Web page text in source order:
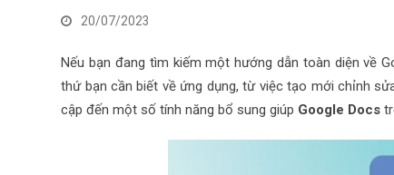
20/07/2023
Nếu bạn đang tìm kiếm một hướng dẫn toàn diện về
thứ bạn cần biết về ứng dụng, từ việc tạo mới chỉnh
cập đến một số tính năng bổ sung giúp Google Docs